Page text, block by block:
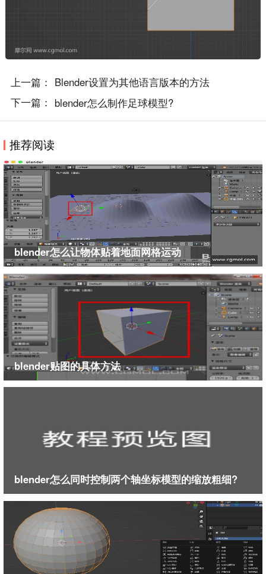
上一篇： Blender设置为其他语言版本的方法
下一篇： blender怎么制作足球模型?
推荐阅读
blender怎么让物体贴着地面网格运动
blender贴图的具体方法
blender怎么同时控制两个轴坐标模型的缩放粗细?